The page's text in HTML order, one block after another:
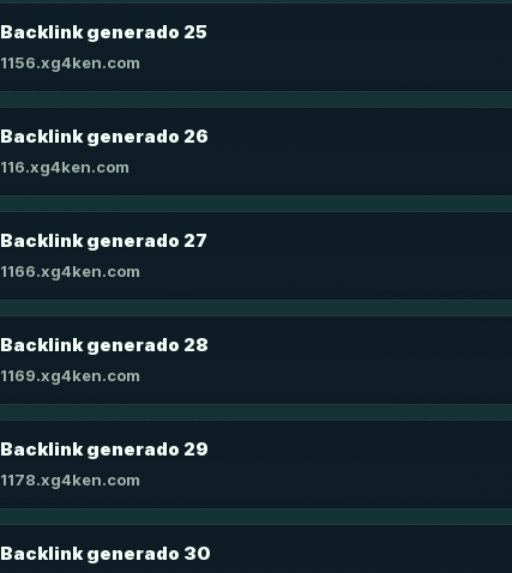
Backlink generado 25
1156.xg4ken.com
Backlink generado 26
116.xg4ken.com
Backlink generado 27
1166.xg4ken.com
Backlink generado 28
1169.xg4ken.com
Backlink generado 29
1178.xg4ken.com
Backlink generado 30